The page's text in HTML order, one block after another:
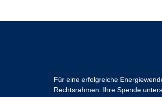
Für eine erfolgreiche
Rechtsrahmen. Ihre Spende